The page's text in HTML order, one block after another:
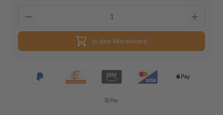
In den Warenkorb